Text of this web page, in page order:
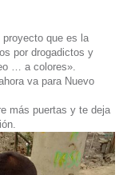
que es la
por drogadictos y
… a colores».
va para Nuevo
más puertas y te deja